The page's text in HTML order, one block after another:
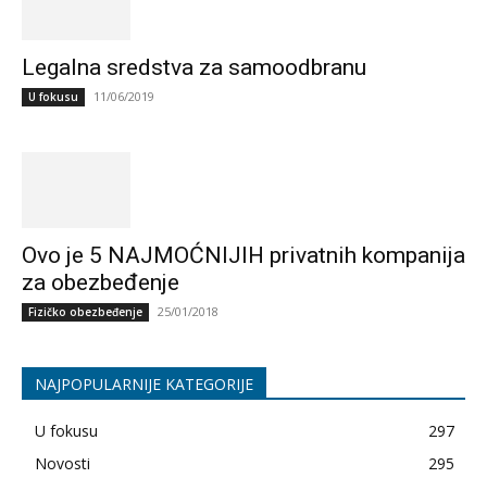
Legalna sredstva za samoodbranu
U fokusu 11/06/2019
Ovo je 5 NAJMOĆNIJIH privatnih kompanija
za obezbeđenje
Fizičko obezbeđenje 25/01/2018
NAJPOPULARNIJE KATEGORIJE
U fokusu
297
Novosti
295